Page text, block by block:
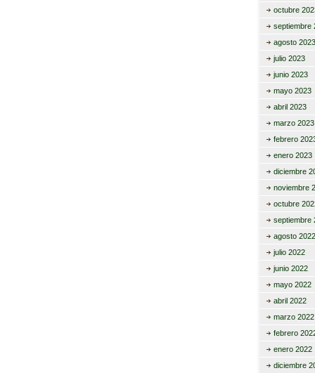
octubre
septiembre
agosto 2023
julio 2023
junio 2023
mayo 2023
abril 2023
marzo 2023
febrero
enero 2023
diciembre
noviembre
octubre
septiembre
agosto 2022
julio 2022
junio 2022
mayo 2022
abril 2022
marzo 2022
febrero
enero 2022
diciembre